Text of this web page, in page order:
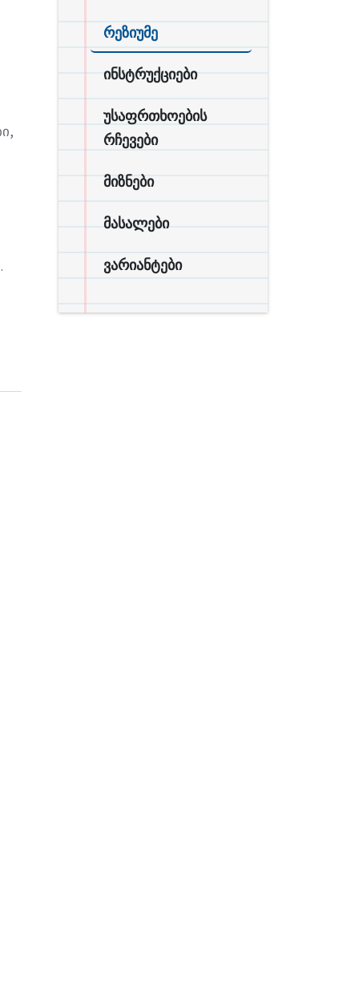
რეზიუმე
ინსტრუქციები
უსაფრთხოების
რჩევები
მიზნები
მასალები
ვარიანტები